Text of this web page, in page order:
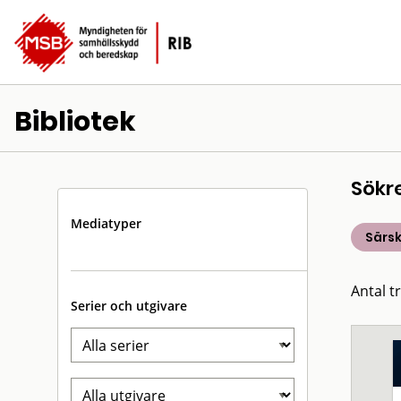
Bibliotek
Mediatyper
Serier och utgivare
Antal